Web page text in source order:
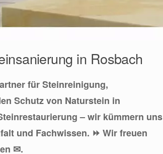
in Rosbach
für Steinreinigung,
Schutz von Naturstein in
– wir kümmern uns
und Fachwissen. ⏩ Wir freuen
✉.